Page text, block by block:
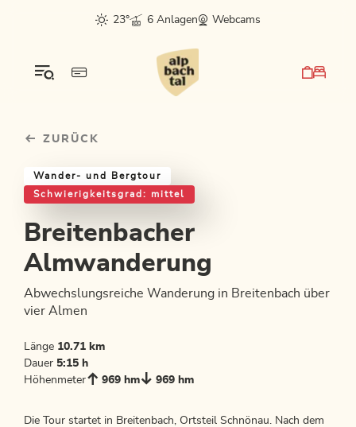
sr.skip-to.main-content
sr.skip-to.table-of-contents
sr.skip-to.main-navigation
23°
6 Anlagen Webcams
ZURÜCK
Wander- und Bergtour
Schwierigkeitsgrad: mittel
Breitenbacher
Almwanderung
Abwechslungsreiche Wanderung in Breitenbach über
vier Almen
Länge 10.71 km
Dauer 5:15 h
Höhenmeter
969 hm 969 hm
Die Tour startet in Breitenbach, Ortsteil Schnönau. Nach dem